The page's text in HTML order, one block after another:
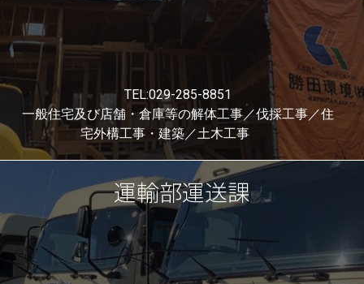
TEL:029-285-8851
一般住宅及び店舗・倉庫等の解体工事／伐採工事／住
宅外構工事・建築／土木工事
RC事業部工事課
運輸部運送課